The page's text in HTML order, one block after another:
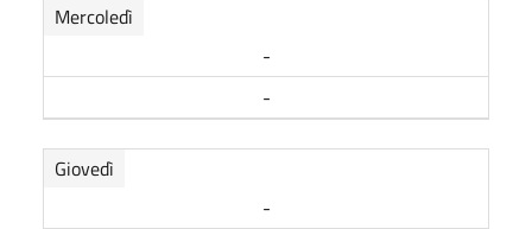
Mercoledì
-
-
Giovedì
-